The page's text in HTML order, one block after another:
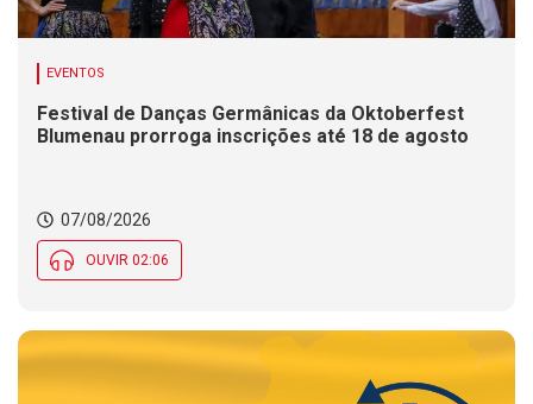
EVENTOS
Festival de Danças Germânicas da Oktoberfest
Blumenau prorroga inscrições até 18 de agosto
07/08/2026
OUVIR 02:06